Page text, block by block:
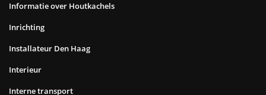
Informatie over Houtkachels
Inrichting
Installateur Den Haag
Interieur
Interne transport